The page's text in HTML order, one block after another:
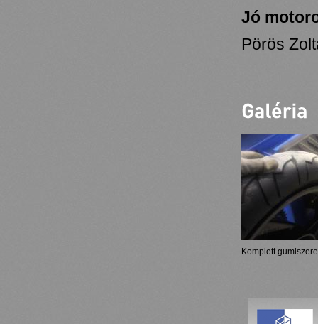
Jó
Pörös
Komplett